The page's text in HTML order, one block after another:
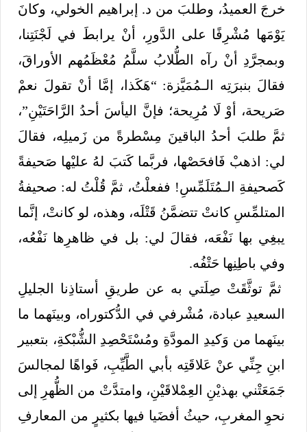
خرجَ العميدُ، وطلبَ من د. إبراهيم الخولي، وكانَ
يَوْمَها مُشْرِفًا على الدَّورِ، أنْ يرابطَ في لَجْنَتِنا،
وبمجرَّدِ أنْ رآه الطُّلابُ سلَّمُ مُعْظَمُهم الأوراقَ،
فقالَ بنبرَتِه الـمُمَيَّزة: “هَكَذا، إمَّا أنْ تقولَ نعمْ
صَريحة، أوْ لَا مُرِيحة؛ فإنَّ اليأسَ أحدُ الرَّاحَتَيْنِ”،
ثمَّ طلبَ أحدُ الباقينَ مِسْطرةً من زَميلِه، فقالَ
لي: اذهبْ فَافحَصْها، فربَّما كَتبَ لهُ عليْها صَحيفةً
كَصحيفةِ الـمُتَلَمِّسِ! ففعلْتُ، ثمَّ قُلْتُ له: صحيفةُ
المتلمِّسِ كانتْ تتضمَّنُ قَتْلَه، وهذه، لو كانتْ، إنَّما
يبغِي بها نَفْعَه، فقالَ لي: بل في ظاهرِها نَفْعُه،
وفي باطِنِها حَتْفُه.
ثمَّ توثَّقَتْ صِلَتي به عن طريقِ أستاذِنا الجليلِ
السعيدِ عبادة، مُشْرفي في الدُّكتوراه، وبينَهما ما
بينَهما من وَكيدِ المودَّةِ ومُسْتَحْصِدِ الشُّبْكةِ، بتعبير
ابنِ جِنِّي عنْ عَلاقَتِه بأبي الطَّيِّبِ، فَواهًا لمجالسَ
جَمَعَتْني بهذيْنِ العِمْلاقَيْنِ، وامتدَّتْ من الظُّهرِ إلى
نحوِ المغربِ، حيثُ أفضَيا فيها بكثيرٍ من المعارفِ